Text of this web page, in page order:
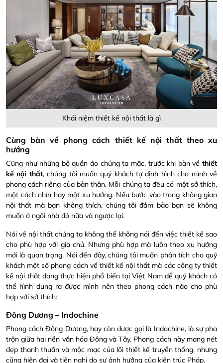
Khái niệm thiết kế nội thất là gì
Cùng bàn về phong cách thiết kế nội thấttheo xu
hướng
Cũng như những bộ quần áo chúng ta mặc, trước khi bàn về thiết
kế nội thất, chúng tôi muốn quý khách tự định hình cho mình về
phong cách riêng của bản thân. Mỗi chúng ta đều có một sở thích,
một cách nhìn hay một xu hướng. Nếu bước vào trong không gian
nội thất mà bạn không thích, chúng tôi đảm bảo bạn sẽ không
muốn ở ngôi nhà đó nữa và ngược lại.
Nói về nội thất chúng ta không thể không nói đến việc thiết kế sao
cho phù hợp với gia chủ. Nhưng phù hợp mà luôn theo xu hướng
mới là quan trọng. Nói đến đây, chúng tôi muốn phân tích cho quý
khách một số phong cách về thiết kế nội thất mà các công ty thiết
kế nội thất đang thực hiện phổ biến tại Việt Nam để quý khách có
thể hình dung ra được mình nên theo phong cách nào cho phù
hợp với sở thích:
Đông Dương – Indochine
Phong cách Đông Dương, hay còn được gọi là Indochine, là sự pha
trộn giữa hai nền văn hóa Đông và Tây. Phong cách này mang nét
đẹp thanh thuần và mộc mạc của lối thiết kế truyền thống, nhưng
cũng hiện đại và tiện nghi do sự ảnh hưởng của kiến trúc Pháp.